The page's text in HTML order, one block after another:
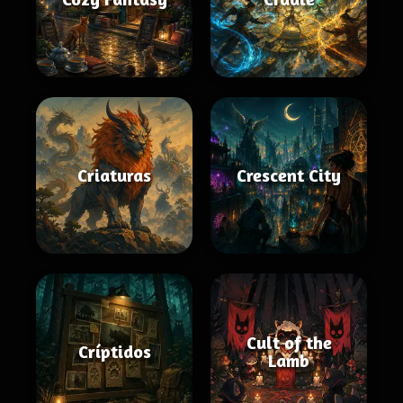
Criaturas Crescent City
Críptidos
Cult of the
Lamb